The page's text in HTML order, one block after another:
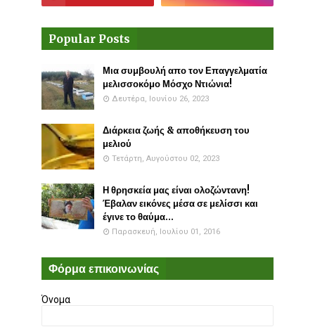
Popular Posts
Μια συμβουλή απο τον Επαγγελματία
μελισσοκόμο Μόσχο Ντιώνια!
Δευτέρα, Ιουνίου 26, 2023
Διάρκεια ζωής & αποθήκευση του
μελιού
Τετάρτη, Αυγούστου 02, 2023
Η θρησκεία μας είναι ολοζώντανη!
Έβαλαν εικόνες μέσα σε μελίσσι και
έγινε το θαύμα...
Παρασκευή, Ιουλίου 01, 2016
Φόρμα επικοινωνίας
Όνομα